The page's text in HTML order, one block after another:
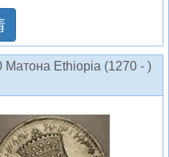
Матона Ethiopia (1270 - )